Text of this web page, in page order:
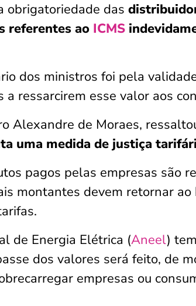
obrigatoriedade das
referentes ao ICMS
dos ministros foi pela
a ressarcirem esse valor aos
Alexandre de Moraes,
uma medida de justiça
pagos pelas empresas são
montantes devem retornar ao
de Energia Elétrica (Aneel)
dos valores será feito, de
empresas ou